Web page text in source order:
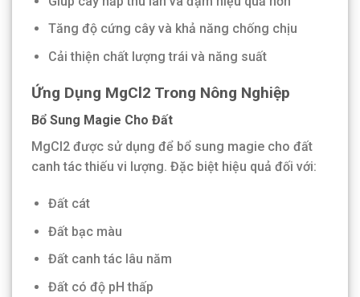
Tăng độ cứng cây và khả năng chống chịu
Cải thiện chất lượng trái và năng suất
Ứng Dụng MgCl2 Trong Nông Nghiệp
Bổ Sung Magie Cho Đất
MgCl2 được sử dụng để bổ sung magie cho đất
canh tác thiếu vi lượng. Đặc biệt hiệu quả đối với:
Đất cát
Đất bạc màu
Đất canh tác lâu năm
Đất có độ pH thấp